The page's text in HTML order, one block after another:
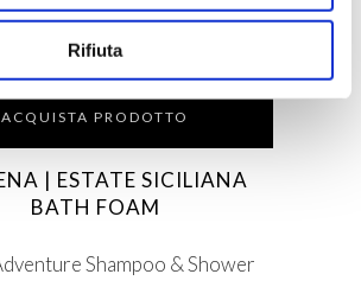
Rifiuta
CREAM NUTRIENTE
ACQUISTA PRODOTTO
| ESTATE SICILIANA
BATH FOAM